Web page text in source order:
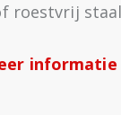
roestvrij
informatie